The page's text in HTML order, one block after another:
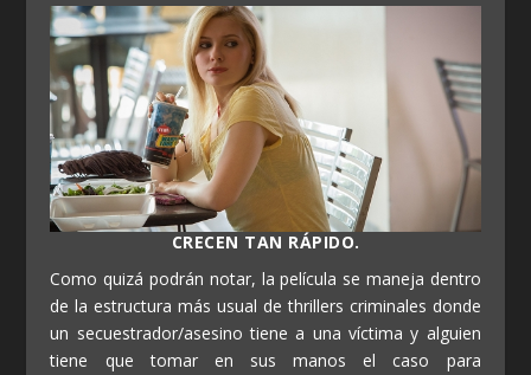
CRECEN TAN RÁPIDO.
Como quizá podrán notar, la película se maneja dentro
de la estructura más usual de thrillers criminales donde
un secuestrador/asesino tiene a una víctima y alguien
tiene que tomar en sus manos el caso para